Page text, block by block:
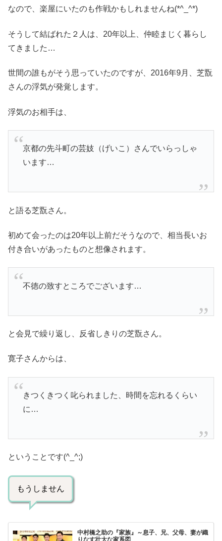
なので、楽屋にいたのも作戦かもしれませんね(*^_^*)
そうして結ばれた２人は、20年以上、仲睦まじく暮らし
てきました…
世間の誰もがそう思っていたのですが、2016年9月、芝翫
さんの浮気が発覚します。
浮気のお相手は、
京都の先斗町の芸妓（げいこ）さんでいらっしゃ
います…
と語る芝翫さん。
初めて会ったのは20年以上前だそうなので、相当長いお
付き合いがあったものと想像されます。
不徳の致すところでございます…
と会見で繰り返し、反省しきりの芝翫さん。
寛子さんからは、
きつくきつく叱られました、時間を忘れるくらい
に…
ということです(^_^;)
もうしません
中村橋之助の『家族』～息子、兄、父母、妻が織
りなす壮大な家系図